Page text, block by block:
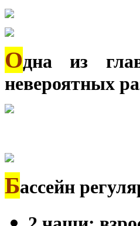
Одна из
невероятных
Бассейн